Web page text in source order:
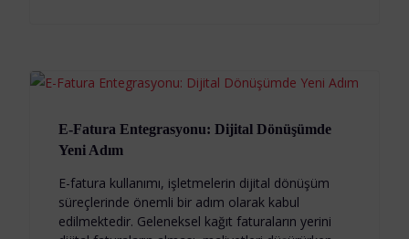
E-Fatura Entegrasyonu: Dijital Dönüşümde
Yeni Adım
E-fatura kullanımı, işletmelerin dijital dönüşüm
süreçlerinde önemli bir adım olarak kabul
edilmektedir. Geleneksel kağıt faturaların yerini